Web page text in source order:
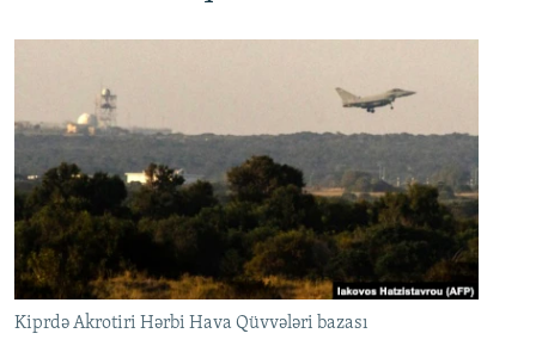
Kiprdə Akrotiri Hərbi Hava Qüvvələri bazası